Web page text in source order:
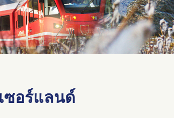
ซอร์แลนด์